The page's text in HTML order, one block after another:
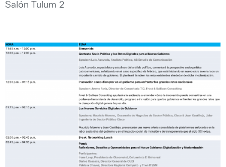
Salón Tulum 2